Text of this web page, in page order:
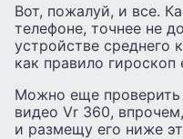
Вот, пожалуй, и все.
телефоне, точнее не
устройстве среднего
как правило гироскоп
Можно еще проверить
видео Vr 360,
и размещу его ниже